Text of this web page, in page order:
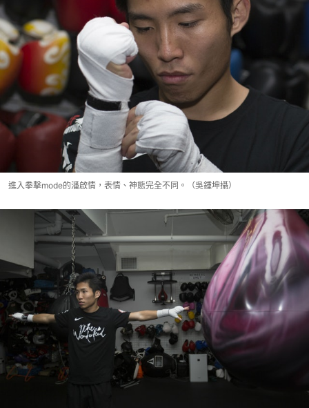
進入拳擊mode的潘啟情，表情、神態完全不同。（吳鍾坤攝）